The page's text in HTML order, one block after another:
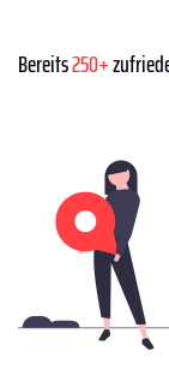
Bereits250+